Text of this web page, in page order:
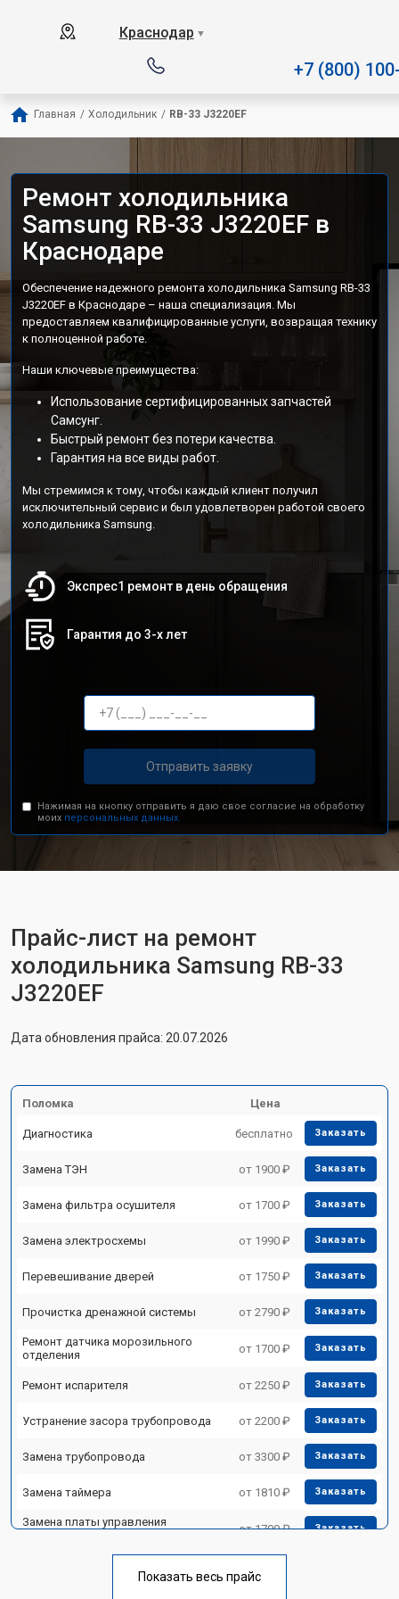
Краснодар ▼
+7 (800)
Главная / Холодильник / RB-33 J3220EF
Ремонт холодильника
Samsung RB-33 J3220EF в
Краснодаре
Обеспечение надежного ремонта холодильника Samsung RB-33
J3220EF в Краснодаре – наша специализация. Мы
предоставляем квалифицированные услуги, возвращая технику
к полноценной работе.
Наши ключевые преимущества:
Использование сертифицированных запчастей
Самсунг.
Быстрый ремонт без потери качества.
Гарантия на все виды работ.
Мы стремимся к тому, чтобы каждый клиент получил
исключительный сервис и был удовлетворен работой своего
холодильника Samsung.
Экспрес1 ремонт в день обращения
Гарантия до 3-х лет
Отправить заявку
Нажимая на кнопку отправить я даю свое согласие на обработку
моих персональных данных.
Прайс-лист на ремонт
холодильника Samsung RB-33
J3220EF
Дата обновления прайса: 20.07.2026
Поломка Цена
Диагностика бесплатно Заказать
Замена ТЭН от 1900 ₽ Заказать
Замена фильтра осушителя от 1700 ₽ Заказать
Замена электросхемы от 1990 ₽ Заказать
Перевешивание дверей от 1750 ₽ Заказать
Прочистка дренажной системы от 2790 ₽ Заказать
Ремонт датчика морозильного
отделения
от 1700 ₽ Заказать
Ремонт испарителя от 2250 ₽ Заказать
Устранение засора трубопровода от 2200 ₽ Заказать
Замена трубопровода от 3300 ₽ Заказать
Замена таймера от 1810 ₽ Заказать
Замена платы управления
от 1700 ₽ Заказать
Ремонт/замена датчика
Показать весь прайс